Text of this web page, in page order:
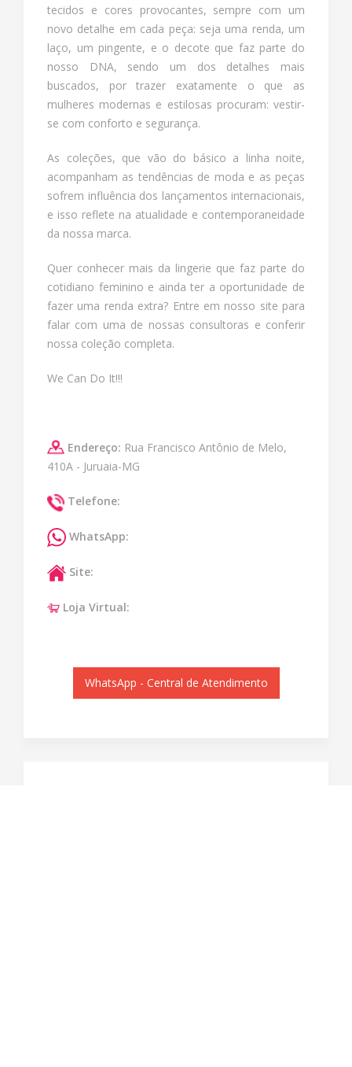
tecidos e cores provocantes, sempre com um
novo detalhe em cada peça: seja uma renda, um
laço, um pingente, e o decote que faz parte do
nosso DNA, sendo um dos detalhes mais
buscados, por trazer exatamente o que as
mulheres modernas e estilosas procuram: vestir-
se com conforto e segurança.
As coleções, que vão do básico a linha noite,
acompanham as tendências de moda e as peças
sofrem influência dos lançamentos internacionais,
e isso reflete na atualidade e contemporaneidade
da nossa marca.
Quer conhecer mais da lingerie que faz parte do
cotidiano feminino e ainda ter a oportunidade de
fazer uma renda extra? Entre em nosso site para
falar com uma de nossas consultoras e conferir
nossa coleção completa.
We Can Do It!!!
Endereço: Rua Francisco Antônio de Melo,
410A - Juruaia-MG
Telefone:
WhatsApp:
Site:
Loja Virtual:
WhatsApp - Central de Atendimento